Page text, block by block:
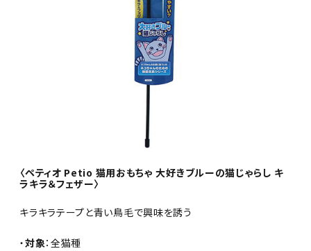
〈ペティオ Petio 猫用おもちゃ 大好きブルーの猫じゃらし キ
ラキラ＆フェザー〉
キラキラテープと青い鳥毛で興味を誘う
・対象：全猫種